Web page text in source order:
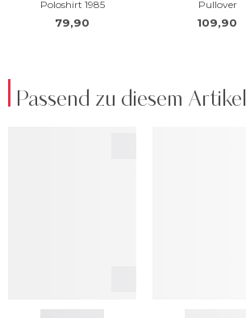
Passend zu diesem Artikel